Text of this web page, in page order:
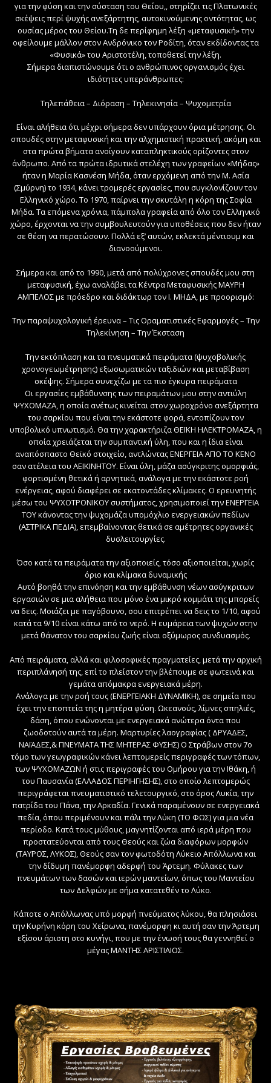
για την φύση και την σύσταση του Θείου,, στηρίζει τις Πλατωνικές
σκέψεις περί ψυχής ανεξάρτητης, αυτοκινούμενης οντότητας, ως
ουσίας μέρος του Θείου.Τη δε περίφημη λέξη «μεταφυσική» την
οφείλουμε μάλλον στον Ανδρόνικο τον Ροδίτη, όταν εκδίδοντας τα
«Φυσικά» του Αριστοτέλη, τοποθετεί την λέξη.
Σήμερα διαπιστώνουμε ότι ο ανθρώπινος οργανισμός έχει
ιδιότητες υπεράνθρωπες:
Τηλεπάθεια – Διόραση – Τηλεκινησία – Ψυχομετρία
Είναι αλήθεια ότι μέχρι σήμερα δεν υπάρχουν όρια μέτρησης. Οι
σπουδές στην μεταφυσική και την αλχημιστική πρακτική, ακόμη και
στα πρώτα βήματα ανοίγουν καταπληκτικούς ορίζοντες στον
άνθρωπο. Από τα πρώτα ιδρυτικά στελέχη των γραφείων «Μήδας»
ήταν η Μαρία Κασνέση Μήδα, όταν ερχόμενη από την Μ. Ασία
(Σμύρνη) το 1934, κάνει τρομερές εργασίες, που συγκλονίζουν τον
Ελληνικό χώρο. Το 1970, παίρνει την σκυτάλη η κόρη της Σοφία
Μήδα. Τα επόμενα χρόνια, πάμπολα γραφεία από όλο τον Ελληνικό
χώρο, έρχονται να την συμβουλευτούν για υποθέσεις που δεν ήταν
σε θέση να περατώσουν. Πολλά εξ’ αυτών, εκλεκτά μέντιουμ και
διανοούμενοι.
Σήμερα και από το 1990, μετά από πολύχρονες σπουδές μου στη
μεταφυσική, έχω αναλάβει τα Κέντρα Μεταφυσικής ΜΑΥΡΗ
ΑΜΠΕΛΟΣ με πρόεδρο και διδάκτωρ τον Ι. ΜΗΔΑ, με προορισμό:
Την παραψυχολογική έρευνα – Τις Oραματιστικές Eφαρμογές – Την
Tηλεκίνηση – Την Έκσταση
Την εκτόπλαση και τα πνευματικά πειράματα (ψυχοβολικής
χρονογεωμέτρησης) εξωσωματικών ταξιδιών και μεταβίβαση
σκέψης. Σήμερα συνεχίζω με τα πιο έγκυρα πειράματα
Οι εργασίες εμβάθυνσης των πειραμάτων μου στην αντιύλη
ΨΥΧΟΜΑΖΑ, η οποία ανέτως κινείται στον χωροχρόνο ανεξάρτητα
του σαρκίου που είναι την εκάστοτε φορά, εντοπίζουν τον
υποβολικό υπνωτισμό. Θα την χαρακτήριζα ΘΕΪΚΗ ΗΛΕΚΤΡΟΜΑΖΑ, η
οποία χρειάζεται την συμπαντική ύλη, που και η ίδια είναι
αναπόσπαστο Θεϊκό στοιχείο, αντλώντας ΕΝΕΡΓΕΙΑ ΑΠΟ ΤΟ ΚΕΝΟ
σαν ατέλεια του ΑΕΙΚΙΝΗΤΟΥ. Είναι ύλη, μάζα ασύγκριτης ομορφιάς,
φορτισμένη θετικά ή αρνητικά, ανάλογα με την εκάστοτε ροή
ενέργειας, αφού διαφέρει σε εκατοντάδες κλίμακες. Ο ερευνητής
μέσω του ΨΥΧΟΤΡΟΝΙΚΟΥ συστήματος, χρησιμοποιεί την ΕΝΕΡΓΕΙΑ
ΤΟΥ κάνοντας την ψυχομάζα υπομόχλιο ενεργειακών πεδίων
(ΑΣΤΡΙΚΑ ΠΕΔΙΑ), επεμβαίνοντας θετικά σε αμέτρητες οργανικές
δυσλειτουργίες.
Όσο κατά τα πειράματα την αξιοποιείς, τόσο αξιοποιείται, χωρίς
όριο και κλίμακα δυναμικής
Αυτό βοηθά την επινόηση και την εμβάθυνση νέων ασύγκριτων
εργασιών σε μια αλήθεια που μόνο ένα μικρό κομμάτι της μπορείς
να δεις. Μοιάζει με παγόβουνο, σου επιτρέπει να δεις το 1/10, αφού
κατά τα 9/10 είναι κάτω από το νερό. Η ευμάρεια των ψυχών στην
μετά θάνατον του σαρκίου ζωής είναι οξύμωρος συνδυασμός.
Από πειράματα, αλλά και φιλοσοφικές πραγματείες, μετά την αρχική
περιπλάνησή της, επί το πλείστον την βλέπουμε σε φωτεινά και
γεμάτα απόμακρα ενεργειακά μέρη.
Ανάλογα με την ροή τους (ΕΝΕΡΓΕΙΑΚΗ ΔΥΝΑΜΙΚΗ), σε σημεία που
έχει την εποπτεία της η μητέρα φύση. Ωκεανούς, λίμνες σπηλιές,
δάση, όπου ενώνονται με ενεργειακά ανώτερα όντα που
ζωοδοτούν αυτά τα μέρη. Μαρτυρίες λαογραφίας ( ΔΡΥΑΔΕΣ,
ΝΑΪΑΔΕΣ,& ΠΝΕΥΜΑΤΑ ΤΗΣ ΜΗΤΕΡΑΣ ΦΥΣΗΣ) Ο Στράβων στον 7ο
τόμο των γεωγραφικών κάνει λεπτομερείς περιγραφές των τόπων,
των ΨΥΧΟΜΑΖΩΝ ή στις περιγραφές του Ομήρου για την Ιθάκη, ή
του Παυσανία (ΕΛΛΑΔΟΣ ΠΕΡΙΗΓΗΣΗΣ), στο οποίο λεπτομερώς
περιγράφεται πνευματιστικό τελετουργικό, στο όρος Λυκία, την
πατρίδα του Πάνα, την Αρκαδία. Γενικά παραμένουν σε ενεργειακά
πεδία, όπου περιμένουν και πάλι την Λύκη (ΤΟ ΦΩΣ) για μια νέα
περίοδο. Κατά τους μύθους, μαγνητίζονται από ιερά μέρη που
προστατεύονται από τους Θεούς και ζώα διαφόρων μορφών
(ΤΑΥΡΟΣ, ΛΥΚΟΣ), Θεούς σαν τον φωτοδότη Λύκειο Απόλλωνα και
την δίδυμη πανέμορφη αδερφή του Άρτεμη. Φύλακες των
πνευμάτων των δασών και ιερών μαντείων, όπως του Μαντείου
των Δελφών με σήμα κατατεθέν το Λύκο.
Κάποτε ο Απόλλωνας υπό μορφή πνεύματος λύκου, θα πλησιάσει
την Κυρήνη κόρη του Χείρωνα, πανέμορφη κι αυτή σαν την Άρτεμη
εξίσου άριστη στο κυνήγι, που με την ένωσή τους θα γεννηθεί ο
μέγας ΜΑΝΤΗΣ ΑΡΙΣΤΙΑΙΟΣ.